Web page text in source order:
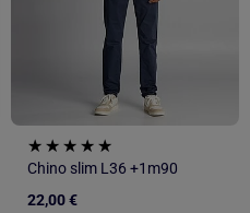
Chino slim L36 +1m90
22,00 €